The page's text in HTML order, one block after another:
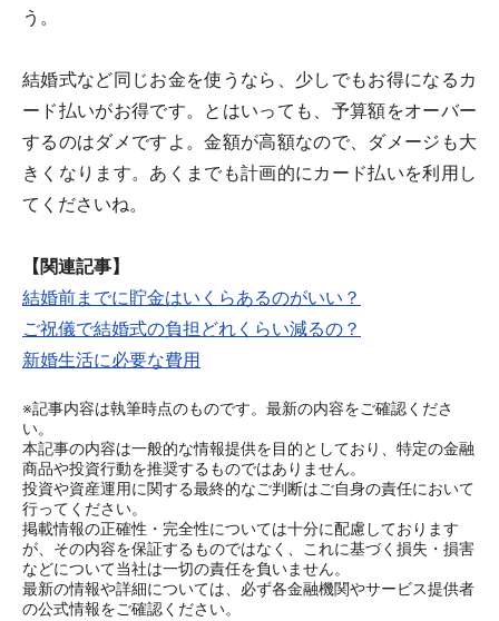
う。
結婚式など同じお金を使うなら、少しでもお得になるカ
ード払いがお得です。とはいっても、予算額をオーバー
するのはダメですよ。金額が高額なので、ダメージも大
きくなります。あくまでも計画的にカード払いを利用し
てくださいね。
【関連記事】
結婚前までに貯金はいくらあるのがいい？
ご祝儀で結婚式の負担どれくらい減るの？
新婚生活に必要な費用
※記事内容は執筆時点のものです。最新の内容をご確認くださ
い。
本記事の内容は一般的な情報提供を目的としており、特定の金融
商品や投資行動を推奨するものではありません。
投資や資産運用に関する最終的なご判断はご自身の責任において
行ってください。
掲載情報の正確性・完全性については十分に配慮しております
が、その内容を保証するものではなく、これに基づく損失・損害
などについて当社は一切の責任を負いません。
最新の情報や詳細については、必ず各金融機関やサービス提供者
の公式情報をご確認ください。